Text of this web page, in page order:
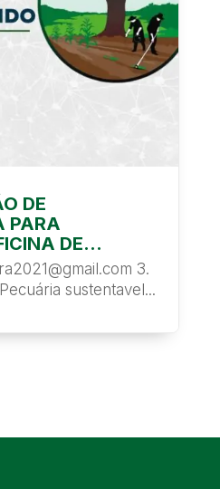
DE
PARA
DE
SAFE
(TDR)
3.
sustentavel...